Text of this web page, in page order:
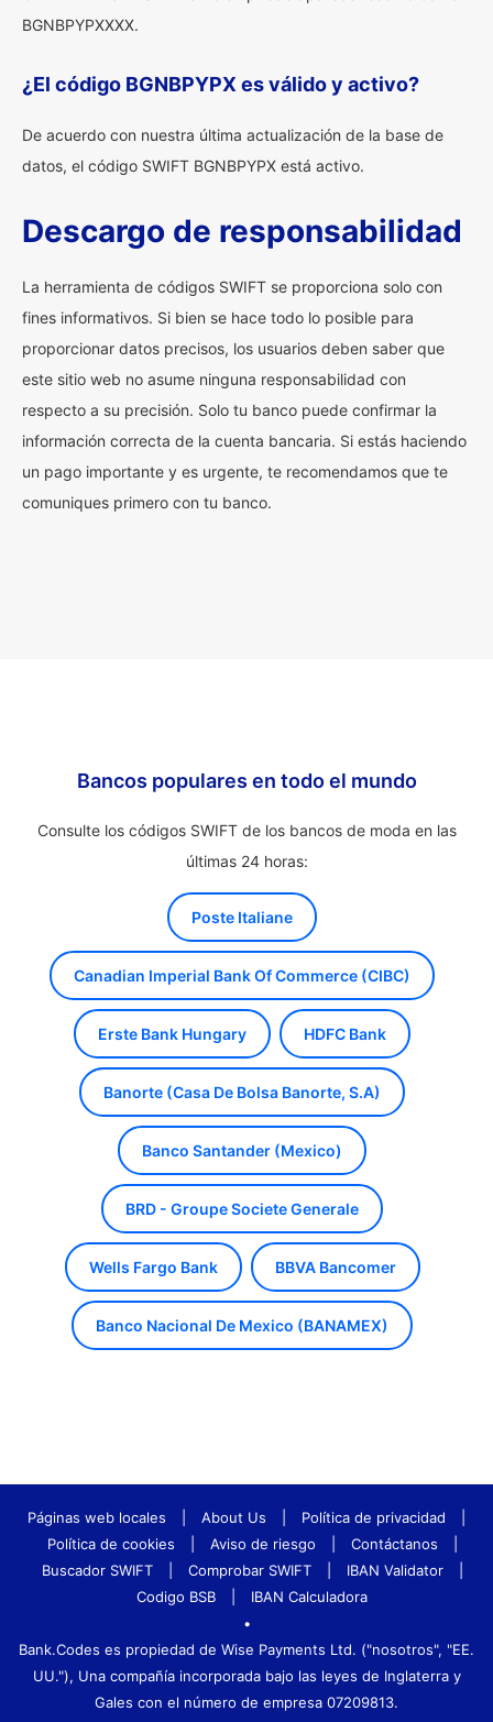
BGNBPYPXXXX.
¿El código BGNBPYPX es válido y activo?
De acuerdo con nuestra última actualización de la base de
datos, el código SWIFT BGNBPYPX está activo.
Descargo de responsabilidad
La herramienta de códigos SWIFT se proporciona solo con
fines informativos. Si bien se hace todo lo posible para
proporcionar datos precisos, los usuarios deben saber que
este sitio web no asume ninguna responsabilidad con
respecto a su precisión. Solo tu banco puede confirmar la
información correcta de la cuenta bancaria. Si estás haciendo
un pago importante y es urgente, te recomendamos que te
comuniques primero con tu banco.
Bancos populares en todo el mundo
Consulte los códigos SWIFT de los bancos de moda en las
últimas 24 horas:
Poste Italiane
Canadian Imperial Bank Of Commerce (CIBC)
Erste Bank Hungary HDFC Bank
Banorte (Casa De Bolsa Banorte, S.A)
Banco Santander (Mexico)
BRD - Groupe Societe Generale
Wells Fargo Bank BBVA Bancomer
Banco Nacional De Mexico (BANAMEX)
Páginas web locales About Us Política de privacidad
Política de cookies
Aviso de riesgo Contáctanos
Buscador SWIFT
Comprobar SWIFT IBAN Validator
Codigo BSB
IBAN Calculadora
•
Bank.Codes es propiedad de Wise Payments Ltd. ("nosotros", "EE.
UU."), Una compañía incorporada bajo las leyes de Inglaterra y
Gales con el número de empresa 07209813.